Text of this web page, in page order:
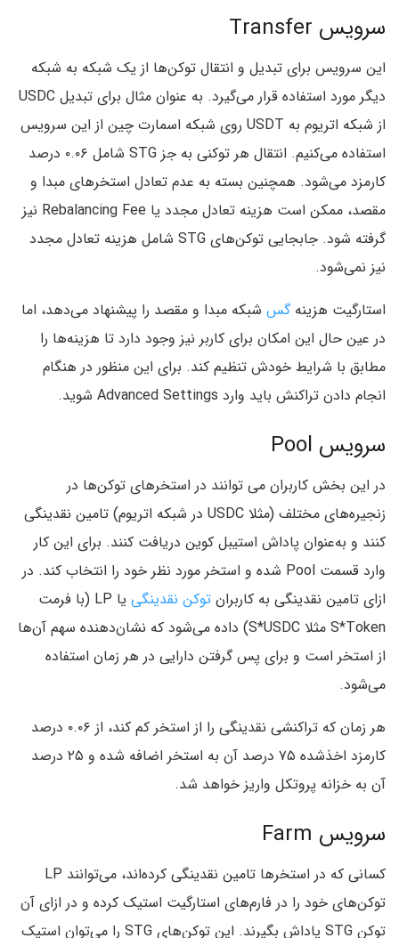
سرویس Transfer
این سرویس برای تبدیل و انتقال توکن‌ها از یک شبکه به شبکه
دیگر مورد استفاده قرار می‌گیرد. به عنوان مثال برای تبدیل USDC
از شبکه اتریوم به USDT روی شبکه اسمارت چین از این سرویس
استفاده می‌کنیم. انتقال هر توکنی به جز STG شامل ۰.۰۶ درصد
کارمزد می‌شود. همچنین بسته به عدم تعادل استخرهای مبدا و
مقصد، ممکن است هزینه تعادل مجدد یا Rebalancing Fee نیز
گرفته شود. جابجایی توکن‌های STG شامل هزینه تعادل مجدد
نیز نمی‌شود.
استارگیت هزینهگس شبکه مبدا و مقصد را پیشنهاد می‌دهد،‌ اما
در عین حال این امکان برای کاربر نیز وجود دارد تا هزینه‌ها را
مطابق با شرایط خودش تنظیم کند. برای این منظور در هنگام
انجام دادن تراکنش باید وارد Advanced Settings شوید.
سرویس Pool
در این بخش کاربران می توانند در استخرهای توکن‌ها در
زنجیره‌های مختلف (مثلا USDC در شبکه اتریوم) تامین نقدینگی
کنند و به‌عنوان پاداش استیبل کوین دریافت کنند. برای این کار
وارد قسمت Pool شده و استخر مورد نظر خود را انتخاب کند. در
ازای تامین نقدینگی به کاربران توکن نقدینگی
یا LP (با فرمت
S*Token مثلا S*USDC) داده می‌شود که نشان‌دهنده سهم آن‌‌ها
از استخر است و برای پس گرفتن دارایی‌ در هر زمان استفاده
می‌شود.
هر زمان که تراکنشی نقدینگی را از استخر کم کند، از ۰.۰۶ درصد
کارمزد اخذشده ۷۵ درصد آن به استخر اضافه شده و ۲۵ درصد
آن به خزانه پروتکل واریز خواهد شد.
سرویس Farm
کسانی که در استخرها تامین نقدینگی کرده‌اند،‌ می‌توانند LP
توکن‌های خود را در فارم‌های استارگیت استیک کرده و در ازای آن
توکن STG پاداش بگیرند. این توکن‌های STG را می‌توان استیک